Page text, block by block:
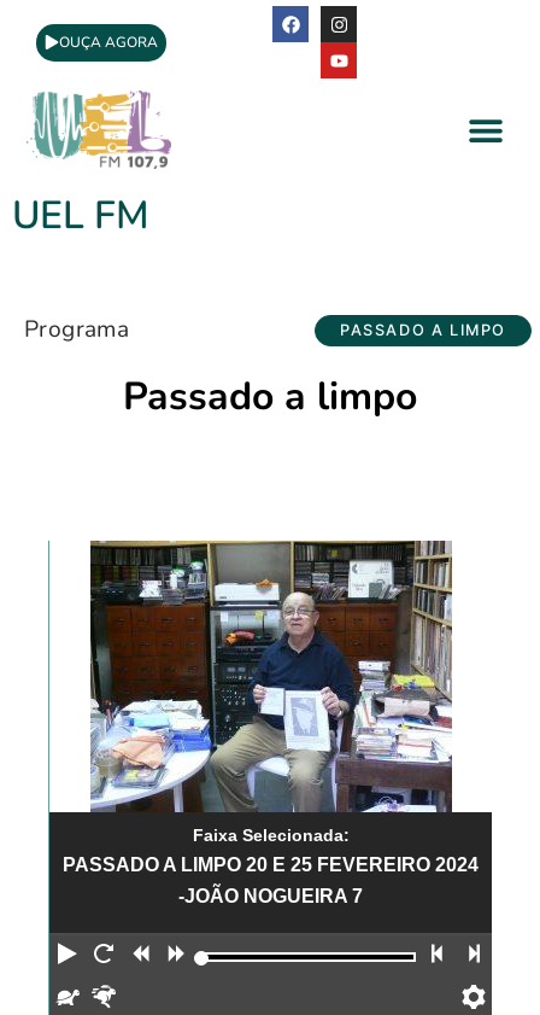
OUÇA AGORA
UEL FM
Programa PASSADO A LIMPO
Passado a limpo
Faixa Selecionada:
PASSADO A LIMPO 20 E 25 FEVEREIRO 2024
-JOÃO NOGUEIRA 7
Reproduzir
Reiniciar
Retroceder
Avançar Faixa
Devagar